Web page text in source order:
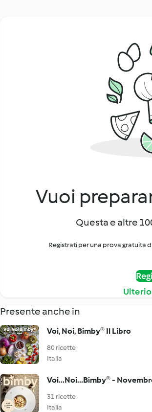
Vuoi
Questa e altre
Registrati per una prova gratuita
Presente anche in
Voi, Noi, Bimby® Il Libro
80 ricette
Italia
Voi...Noi...Bimby® -
31 ricette
Italia